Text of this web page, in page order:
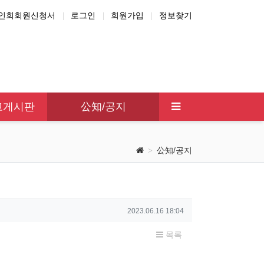
회회원신청서 로그인 회원가입 정보찾기
게시판 公知/공지
公知/공지
작성일
2023.06.16 18:04
목록